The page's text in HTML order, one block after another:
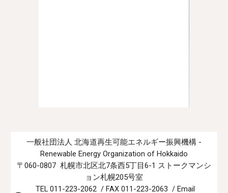
一般社団法人 北海道再生可能エネルギー振興機構 -
Renewable Energy Organization of Hokkaido
〒060-0807 札幌市北区北7条西5丁目6-1 ストークマンシ
ョン札幌205号室
TEL 011-223-2062 / FAX 011-223-2063 / Email